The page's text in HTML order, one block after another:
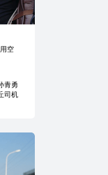
空
青勇
司机